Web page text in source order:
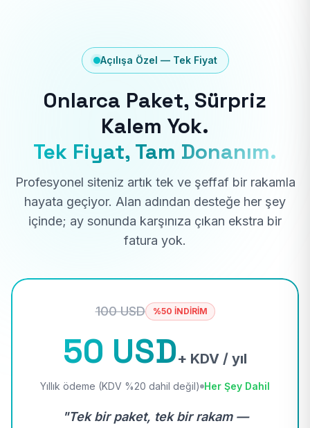
Açılışa Özel — Tek Fiyat
Onlarca Paket, Sürpriz
Kalem Yok.
Tek Fiyat, Tam Donanım.
Profesyonel siteniz artık tek ve şeffaf bir rakamla
hayata geçiyor. Alan adından desteğe her şey
içinde; ay sonunda karşınıza çıkan ekstra bir
fatura yok.
100 USD %50 İNDİRİM
50 USD+ KDV / yıl
Yıllık ödeme (KDV %20 dahil değil) Her Şey Dahil
"Tek bir paket, tek bir rakam —